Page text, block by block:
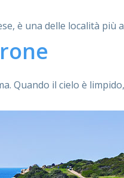
è una delle località più
Quando il cielo è